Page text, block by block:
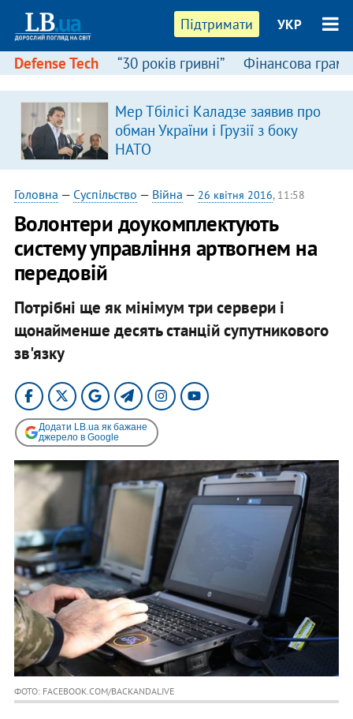
Підтримати УКР
Defense Tech “30 років гривні” Фінансова
Мер Тбілісі Каладзе заявив про
обман України і Грузії з боку
НАТО
Головна — Суспільство — Війна — 26 квітня 2016, 11:58
Волонтери доукомплектують
систему управління артвогнем на
передовій
Потрібні ще як мінімум три сервери і
щонайменше десять станцій супутникового
зв'язку
Додати LB.ua як бажане
джерело в Google
ФОТО: FACEBOOK.COM/BACKANDALIVE